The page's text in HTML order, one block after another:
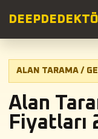
DEEP
ALAN TARAMA /
Alan
Fiyatları